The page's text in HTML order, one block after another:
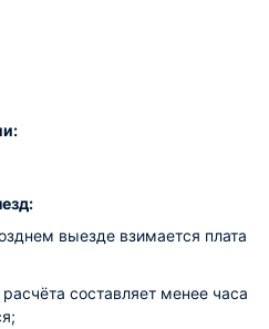
выезде взимается плата
составляет менее часа